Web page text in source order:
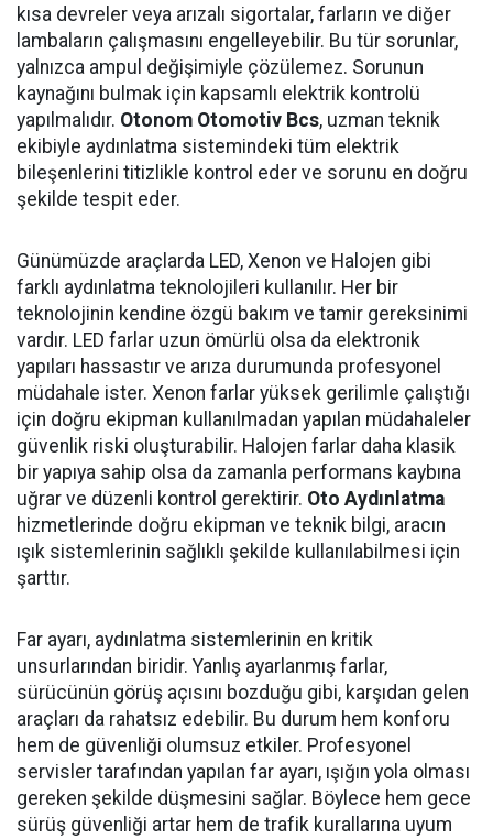
kısa devreler veya arızalı sigortalar, farların ve diğer
lambaların çalışmasını engelleyebilir. Bu tür sorunlar,
yalnızca ampul değişimiyle çözülemez. Sorunun
kaynağını bulmak için kapsamlı elektrik kontrolü
yapılmalıdır. Otonom Otomotiv Bcs, uzman teknik
ekibiyle aydınlatma sistemindeki tüm elektrik
bileşenlerini titizlikle kontrol eder ve sorunu en doğru
şekilde tespit eder.
Günümüzde araçlarda LED, Xenon ve Halojen gibi
farklı aydınlatma teknolojileri kullanılır. Her bir
teknolojinin kendine özgü bakım ve tamir gereksinimi
vardır. LED farlar uzun ömürlü olsa da elektronik
yapıları hassastır ve arıza durumunda profesyonel
müdahale ister. Xenon farlar yüksek gerilimle çalıştığı
için doğru ekipman kullanılmadan yapılan müdahaleler
güvenlik riski oluşturabilir. Halojen farlar daha klasik
bir yapıya sahip olsa da zamanla performans kaybına
uğrar ve düzenli kontrol gerektirir. Oto Aydınlatma
hizmetlerinde doğru ekipman ve teknik bilgi, aracın
ışık sistemlerinin sağlıklı şekilde kullanılabilmesi için
şarttır.
Far ayarı, aydınlatma sistemlerinin en kritik
unsurlarından biridir. Yanlış ayarlanmış farlar,
sürücünün görüş açısını bozduğu gibi, karşıdan gelen
araçları da rahatsız edebilir. Bu durum hem konforu
hem de güvenliği olumsuz etkiler. Profesyonel
servisler tarafından yapılan far ayarı, ışığın yola olması
gereken şekilde düşmesini sağlar. Böylece hem gece
sürüş güvenliği artar hem de trafik kurallarına uyum